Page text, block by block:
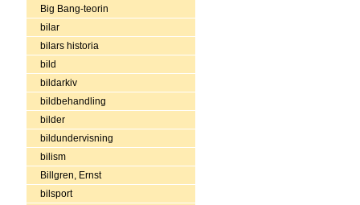
Big Bang-teorin
bilar
bilars historia
bild
bildarkiv
bildbehandling
bilder
bildundervisning
bilism
Billgren, Ernst
bilsport